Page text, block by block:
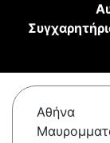
Αθήνα